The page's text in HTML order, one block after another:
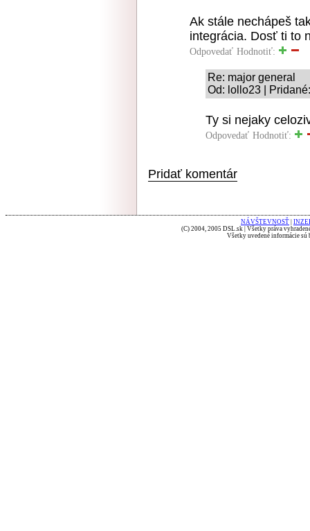
Ak stále nechápeš
integrácia. Dosť ti to
Odpovedať Hodnotiť:
Re: major general
Od: lollo23 |
Ty si nejaky
Odpovedať Hodnotiť:
Pridať komentár
NÁVŠTEVNOSŤ
(C) 2004, 2005 DSL.sk | Všetky práva
Všetky uvedené informácie sú